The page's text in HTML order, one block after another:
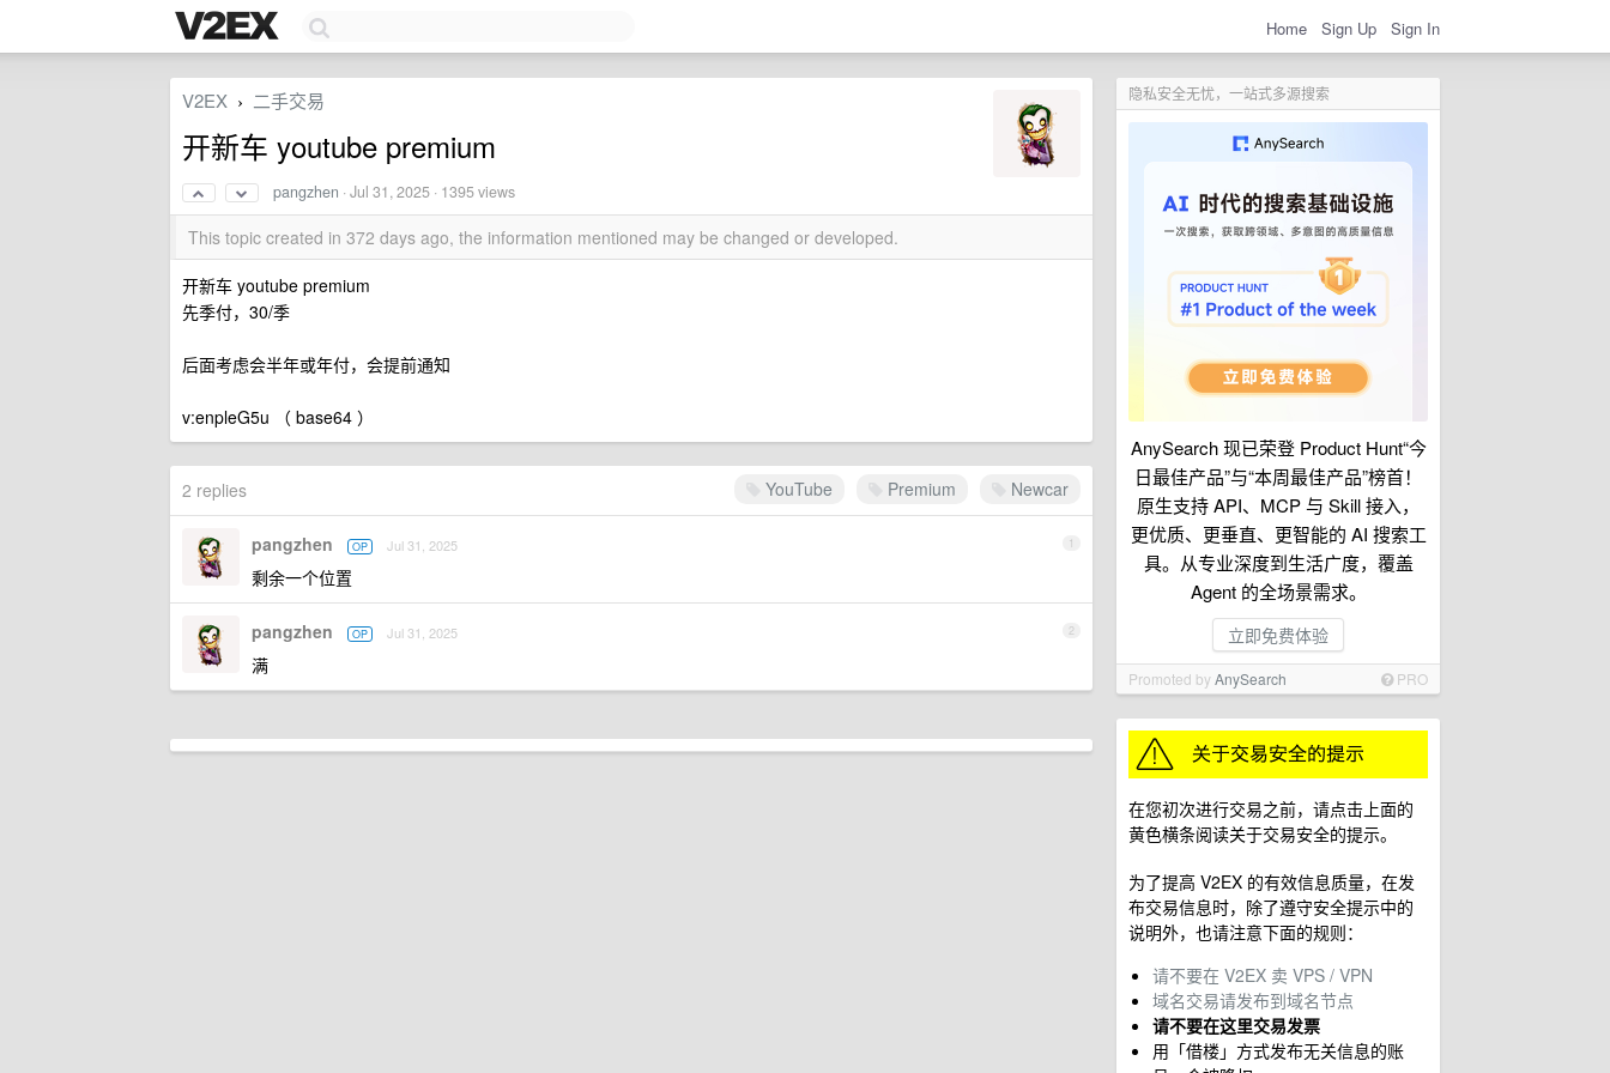
Home Sign Up Sign In
隐私安全无忧，一站式多源搜索
AnySearch 现已荣登 Product Hunt“今
日最佳产品”与“本周最佳产品”榜首！
原生支持 API、MCP 与 Skill 接入，
更优质、更垂直、更智能的 AI 搜索工
具。从专业深度到生活广度，覆盖
Agent 的全场景需求。
立即免费体验
Promoted byAnySearch PRO
在您初次进行交易之前，请点击上面的
黄色横条阅读关于交易安全的提示。
为了提高 V2EX 的有效信息质量，在发
布交易信息时，除了遵守安全提示中的
说明外，也请注意下面的规则：
请不要在 V2EX 卖 VPS / VPN
域名交易请发布到域名节点
请不要在这里交易发票
用「借楼」方式发布无关信息的账
V2EX › 二手交易
开新车 youtube premium
pangzhen ·Jul 31, 2025 · 1395 views
This topic created in 372 days ago, the information mentioned may be changed or developed.
开新车 youtube premium
先季付，30/季
后面考虑会半年或年付，会提前通知
v:enpleG5u （ base64 ）
YouTube Premium Newcar
2 replies
1
pangzhen OP Jul 31, 2025
剩余一个位置
2
pangzhen OP Jul 31, 2025
满